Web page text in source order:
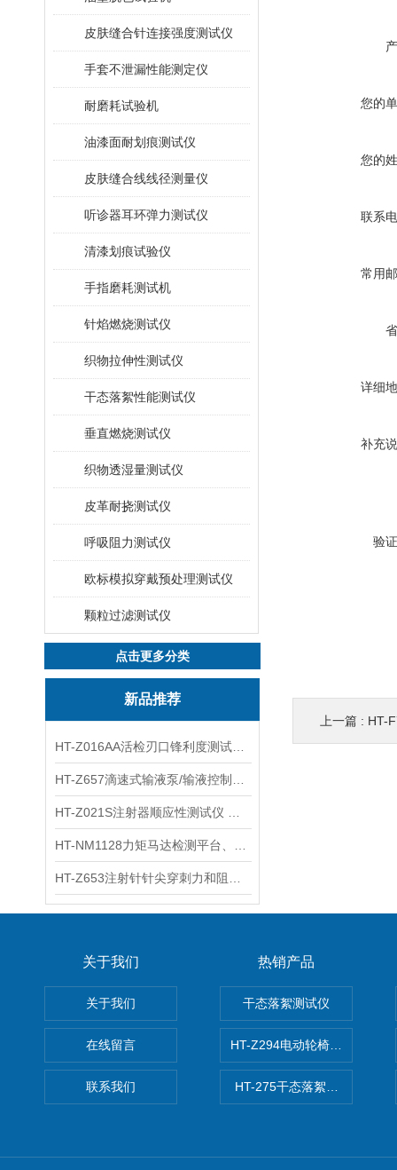
皮肤缝合针连接强度测试仪
手套不泄漏性能测定仪
耐磨耗试验机
油漆面耐划痕测试仪
皮肤缝合线线径测量仪
听诊器耳环弹力测试仪
清漆划痕试验仪
手指磨耗测试机
针焰燃烧测试仪
织物拉伸性测试仪
干态落絮性能测试仪
垂直燃烧测试仪
织物透湿量测试仪
皮革耐挠测试仪
呼吸阻力测试仪
欧标模拟穿戴预处理测试仪
颗粒过滤测试仪
点击更多分类
新品推荐
您的
您的
联系
常用
详细
补充
验
上一篇 : HT-
关于我们
关于我们
在线留言
联系我们
热销产品
干态落絮测试仪
HT-Z294电动轮椅车耗电量测
HT-275干态落絮测试仪